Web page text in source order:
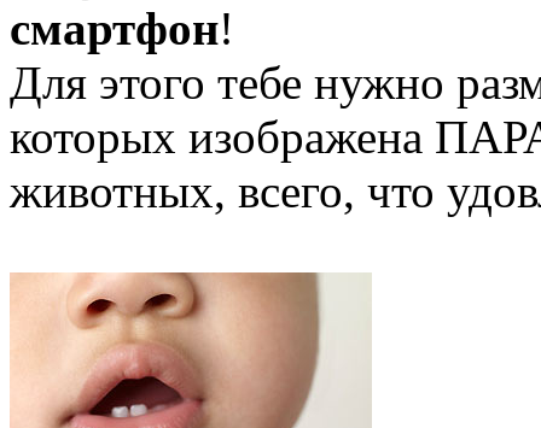
смартфон!
Для этого тебе нужно
которых изображена
животных, всего, что